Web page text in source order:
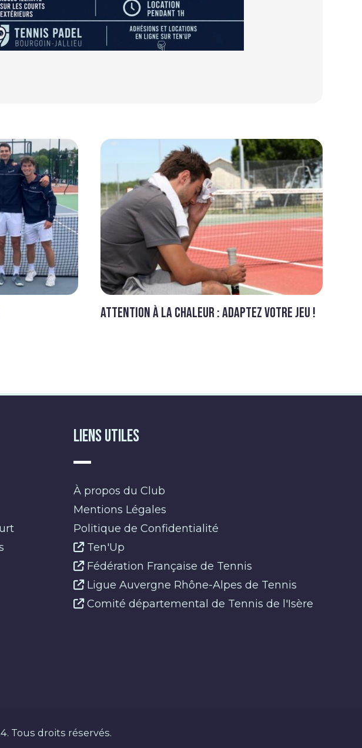
Attention à la chaleur : Adaptez votre jeu !
Liens Utiles
À propos du Club
Mentions Légales
Politique de Confidentialité
Ten'Up
Fédération Française de Tennis
Ligue Auvergne Rhône-Alpes de Tennis
Comité départemental de Tennis de l'Isère
Tous droits réservés.